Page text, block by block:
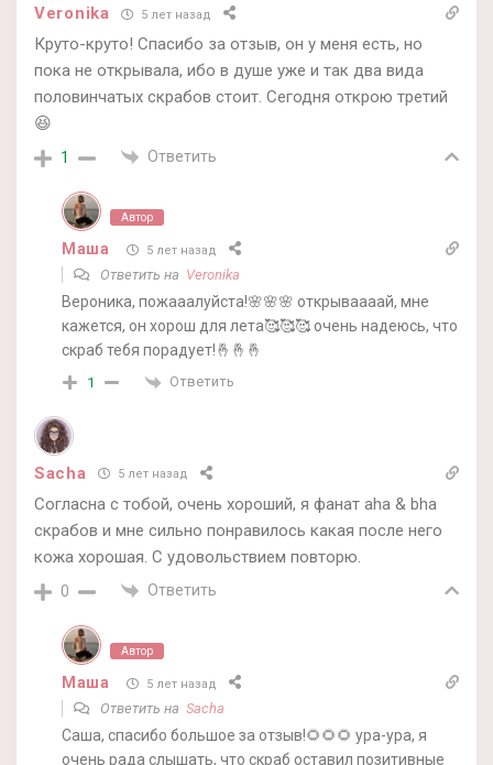
Veronika 5 лет назад
Круто-круто! Спасибо за отзыв, он у меня есть, но
пока не открывала, ибо в душе уже и так два вида
половинчатых скрабов стоит. Сегодня открою третий
😆
1 Ответить
Автор
Маша 5 лет назад
Ответить на Veronika
Вероника, пожааалуйста!🌸🌸🌸 открываааай, мне
кажется, он хорош для лета🥰🥰🥰 очень надеюсь, что
скраб тебя порадует!🤞🤞🤞
1 Ответить
Sacha 5 лет назад
Согласна с тобой, очень хороший, я фанат aha & bha
скрабов и мне сильно понравилось какая после него
кожа хорошая. С удовольствием повторю.
0 Ответить
Автор
Маша 5 лет назад
Ответить на Sacha
Саша, спасибо большое за отзыв!🌻🌻🌻 ура-ура, я
очень рада слышать, что скраб оставил позитивные